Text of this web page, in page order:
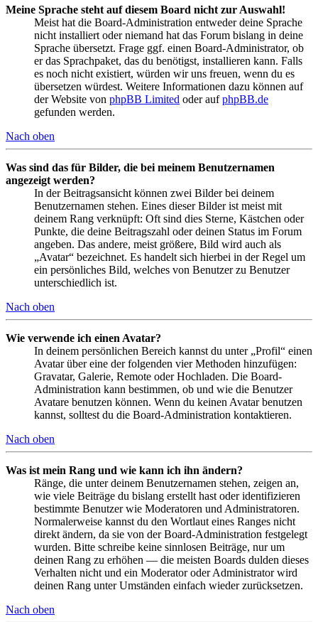
Meine Sprache steht auf diesem Board nicht zur Auswahl!
Meist hat die Board-Administration entweder deine Sprache
nicht installiert oder niemand hat das Forum bislang in deine
Sprache übersetzt. Frage ggf. einen Board-Administrator, ob
er das Sprachpaket, das du benötigst, installieren kann. Falls
es noch nicht existiert, würden wir uns freuen, wenn du es
übersetzen würdest. Weitere Informationen dazu können auf
der Website von phpBB Limited oder aufphpBB.de
gefunden werden.
Nach oben
Was sind das für Bilder, die bei meinem Benutzernamen
angezeigt werden?
In der Beitragsansicht können zwei Bilder bei deinem
Benutzernamen stehen. Eines dieser Bilder ist meist mit
deinem Rang verknüpft: Oft sind dies Sterne, Kästchen oder
Punkte, die deine Beitragszahl oder deinen Status im Forum
angeben. Das andere, meist größere, Bild wird auch als
„Avatar“ bezeichnet. Es handelt sich hierbei in der Regel um
ein persönliches Bild, welches von Benutzer zu Benutzer
unterschiedlich ist.
Nach oben
Wie verwende ich einen Avatar?
In deinem persönlichen Bereich kannst du unter „Profil“ einen
Avatar über eine der folgenden vier Methoden hinzufügen:
Gravatar, Galerie, Remote oder Hochladen. Die Board-
Administration kann bestimmen, ob und wie die Benutzer
Avatare benutzen können. Wenn du keinen Avatar benutzen
kannst, solltest du die Board-Administration kontaktieren.
Nach oben
Was ist mein Rang und wie kann ich ihn ändern?
Ränge, die unter deinem Benutzernamen stehen, zeigen an,
wie viele Beiträge du bislang erstellt hast oder identifizieren
bestimmte Benutzer wie Moderatoren und Administratoren.
Normalerweise kannst du den Wortlaut eines Ranges nicht
direkt ändern, da sie von der Board-Administration festgelegt
wurden. Bitte schreibe keine sinnlosen Beiträge, nur um
deinen Rang zu erhöhen — die meisten Boards dulden dieses
Verhalten nicht und ein Moderator oder Administrator wird
deinen Rang unter Umständen einfach wieder zurücksetzen.
Nach oben